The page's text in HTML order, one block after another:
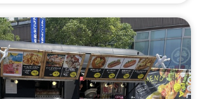
氷、かき氷、からあげ弁当、大吉から
仁豆腐、台湾からあげ、ジーロー飯、
ロ豚バラ軟骨角煮飯、チキンオーバー
い、MAXポテト、中津からあげ